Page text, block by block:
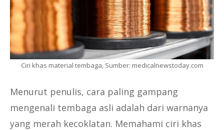
Ciri khas material tembaga, Sumber: medicalnewstoday.com
Menurut penulis, cara paling gampang
mengenali tembaga asli adalah dari warnanya
yang merah kecoklatan. Memahami ciri khas